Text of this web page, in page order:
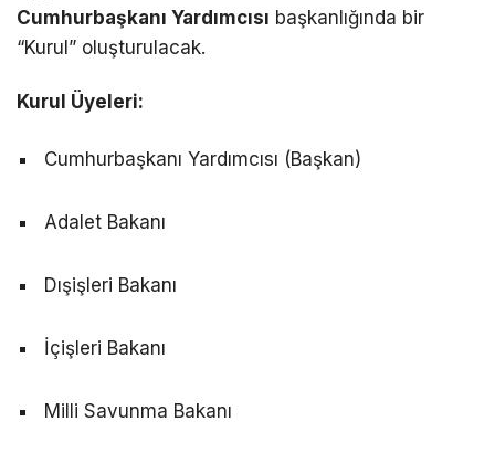
Cumhurbaşkanı Yardımcısı başkanlığında bir
“Kurul” oluşturulacak.
Kurul Üyeleri:
Cumhurbaşkanı Yardımcısı (Başkan)
Adalet Bakanı
Dışişleri Bakanı
İçişleri Bakanı
Milli Savunma Bakanı